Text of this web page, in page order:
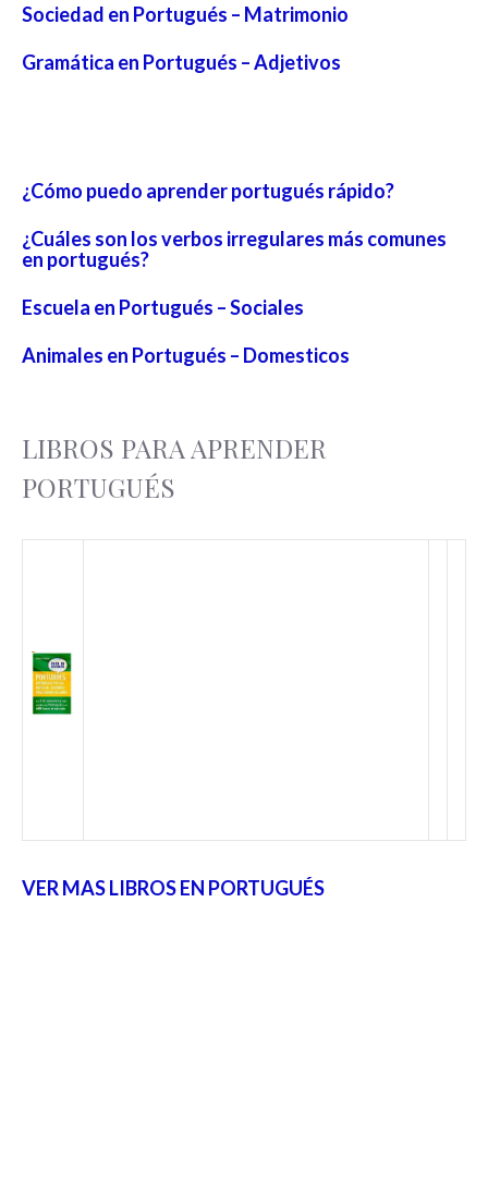
Sociedad en Portugués – Matrimonio
Gramática en Portugués – Adjetivos
¿Cómo puedo aprender portugués rápido?
¿Cuáles son los verbos irregulares más comunes
en portugués?
Escuela en Portugués – Sociales
Animales en Portugués – Domesticos
LIBROS PARA APRENDER
PORTUGUÉS
VER MAS LIBROS EN PORTUGUÉS